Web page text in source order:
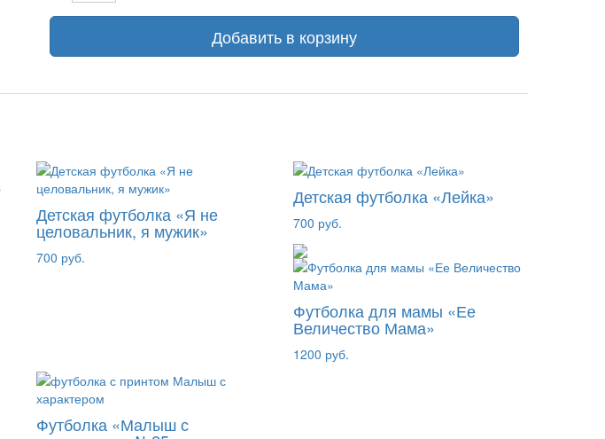
Добавить в корзину
Детская футболка «Я не
целовальник, я мужик»
700 руб.
Детская футболка «Лейка»
700 руб.
Футболка для мамы «Ее
Величество Мама»
1200 руб.
Футболка «Малыш с